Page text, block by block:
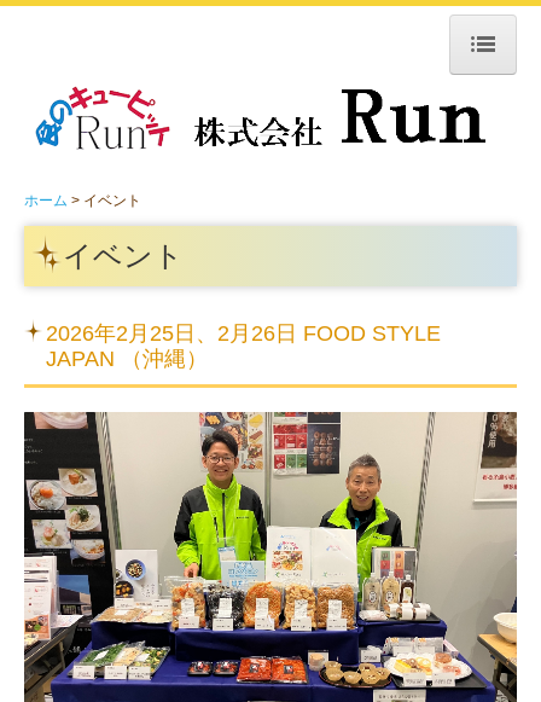
ホーム
こだわり
商品紹介
イベント
個人情報保護方針
ホーム イベント
イベント
2026年2月25日、2月26日 FOOD STYLE
JAPAN （沖縄）